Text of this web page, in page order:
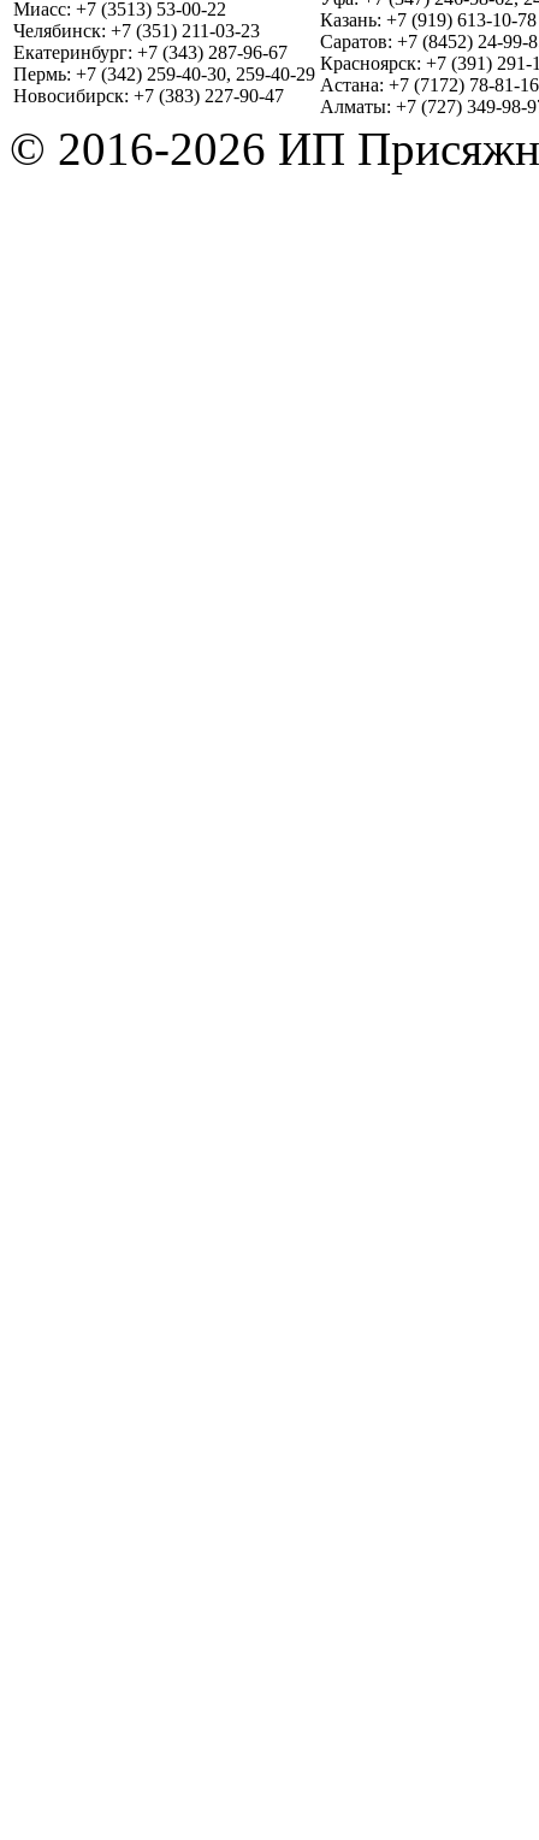
Миасс: +7 (3513) 53-00-22
Челябинск: +7 (351) 211-03-23
Екатеринбург: +7 (343) 287-96-67
Пермь: +7 (342) 259-40-30, 259-40-29
Новосибирск: +7 (383) 227-90-47
Казань: +7 (919) 613-10-78
Саратов: +7 (8452) 24-99-
Красноярск: +7 (391) 291-
Астана: +7 (7172) 78-81-16
Алматы: +7 (727) 349-98-
© 2016-2026 ИП